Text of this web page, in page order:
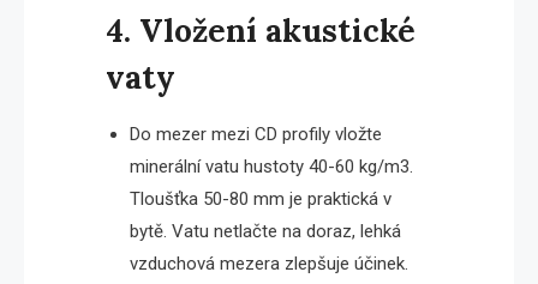
4. Vložení akustické
vaty
Do mezer mezi CD profily vložte
minerální vatu hustoty 40-60 kg/m3.
Tloušťka 50-80 mm je praktická v
bytě. Vatu netlačte na doraz, lehká
vzduchová mezera zlepšuje účinek.